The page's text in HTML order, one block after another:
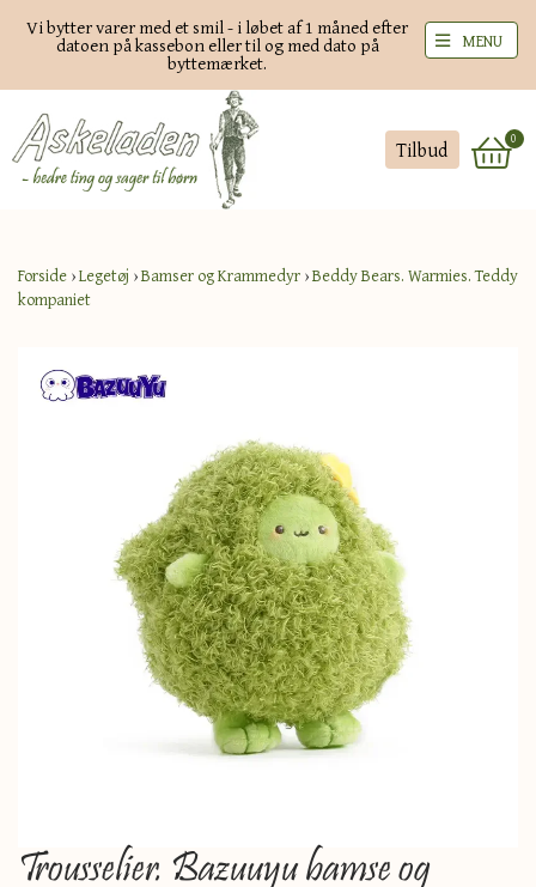
Vi bytter varer med et smil - i løbet af 1 måned efter
datoen på kassebon eller til og med dato på
byttemærket.
Tilbud 0
MENU
Forside ›Legetøj ›Bamser og Krammedyr ›Beddy Bears. Warmies. Teddy
kompaniet
Trousselier. Bazuuyu bamse og